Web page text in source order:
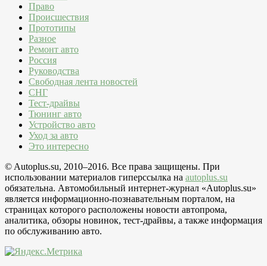
Право
Происшествия
Прототипы
Разное
Ремонт авто
Россия
Руководства
Свободная лента новостей
СНГ
Тест-драйвы
Тюнинг авто
Устройство авто
Уход за авто
Это интересно
© Autoplus.su, 2010–2016. Все права защищены. При
использовании материалов гиперссылка на autoplus.su
обязательна. Автомобильный интернет-журнал «Autoplus.su»
является информационно-познавательным порталом, на
страницах которого расположены новости автопрома,
аналитика, обзоры новинок, тест-драйвы, а также информация
по обслуживанию авто.